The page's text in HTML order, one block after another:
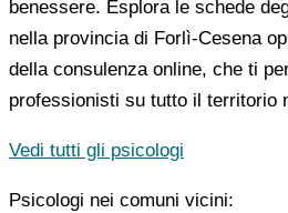
benessere. Esplora le schede
nella provincia di Forlì-Cesena
della consulenza online, che ti
professionisti su tutto il territorio
Vedi tutti gli psicologi
Psicologi nei comuni vicini: